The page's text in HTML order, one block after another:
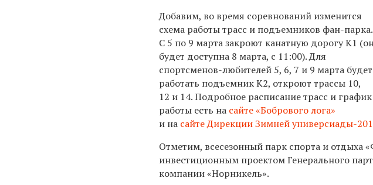
Добавим, во время соревнований изменится
схема работы трасс и подъемников фан-парка.
С 5 по 9 марта закроют канатную дорогу К1
будет доступна 8 марта, с 11:00). Для
спортсменов-любителей 5, 6, 7 и 9 марта будет
работать подъемник К2, откроют трассы 10,
12 и 14. Подробное расписание трасс и график
работы есть на сайте «Бобрового лога»
и на сайте Дирекции Зимней универсиады-
Отметим, всесезонный парк спорта и отдыха
инвестиционным проектом Генерального
компании «Норникель».